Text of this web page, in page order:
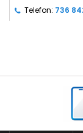
Telefon: 736